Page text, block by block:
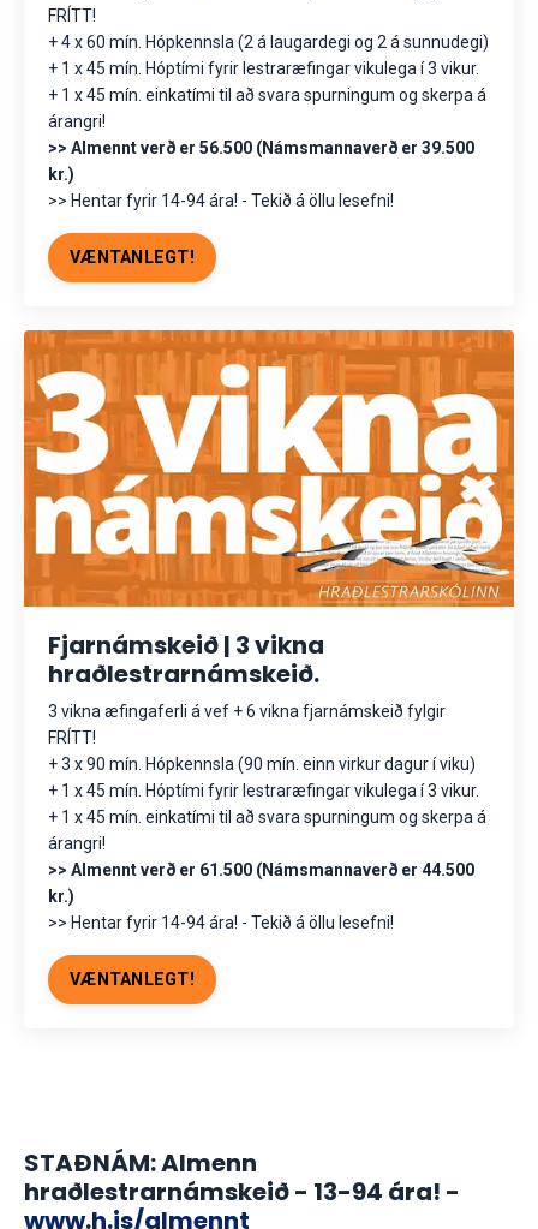
FRÍTT!
+ 4 x 60 mín. Hópkennsla (2 á laugardegi og 2 á sunnudegi)
+ 1 x 45 mín. Hóptími fyrir lestraræfingar vikulega í 3 vikur.
+ 1 x 45 mín. einkatími til að svara spurningum og skerpa á
árangri!
>> Almennt verð er 56.500 (Námsmannaverð er 39.500
kr.)
>> Hentar fyrir 14-94 ára! - Tekið á öllu lesefni!
VÆNTANLEGT!
Fjarnámskeið | 3 vikna
hraðlestrarnámskeið.
3 vikna æfingaferli á vef + 6 vikna fjarnámskeið fylgir
FRÍTT!
+ 3 x 90 mín. Hópkennsla (90 mín. einn virkur dagur í viku)
+ 1 x 45 mín. Hóptími fyrir lestraræfingar vikulega í 3 vikur.
+ 1 x 45 mín. einkatími til að svara spurningum og skerpa á
árangri!
>> Almennt verð er 61.500 (Námsmannaverð er 44.500
kr.)
>> Hentar fyrir 14-94 ára! - Tekið á öllu lesefni!
VÆNTANLEGT!
STAÐNÁM: Almenn
hraðlestrarnámskeið - 13-94 ára! -
www.h.is/almennt